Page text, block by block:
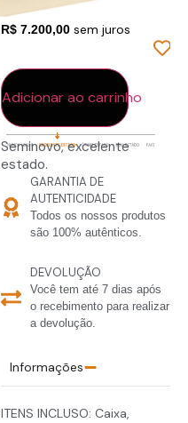
R$ 72.000,00 em 10x de
R$ 7.200,00sem juros
Adicionar ao carrinho
Seminovo, excelente
estado.
GARANTIA DE
AUTENTICIDADE
Todos os nossos produtos
são 100% autênticos.
DEVOLUÇÃO
Você tem até 7 dias após
o recebimento para realizar
a devolução.
Informações
ITENS INCLUSO: Caixa,